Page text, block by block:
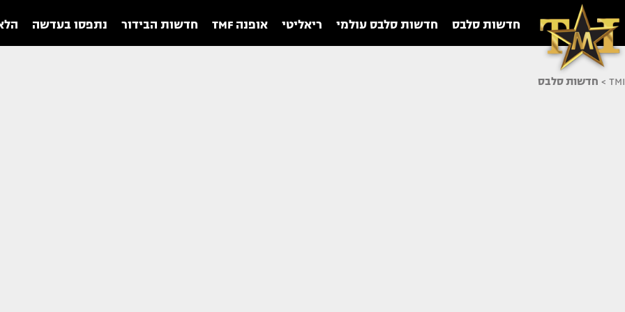
חדשות סלבס חדשות סלבס עולמי ריאליטי אופנה TMF חדשות הבידור נתפסו בעדשה
TMI
> חדשות סלבס